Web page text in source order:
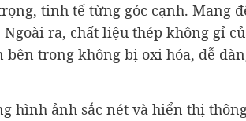
tinh tế từng góc cạnh. Mang
ra, chất liệu thép không gỉ
bên trong không bị oxi hóa, dễ
hình ảnh sắc nét và hiển thị